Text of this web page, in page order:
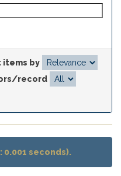
items by
record
0.001 seconds).